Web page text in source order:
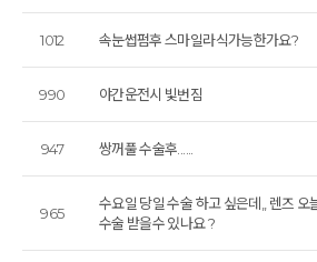
1012 속눈썹펌후 스마일라식가능한가요?
990 야간운전시 빛번짐
947 쌍꺼풀 수술후......
965
수요일 당일 수술 하고 싶은데,, 렌즈 오
수술 받을수 있나요 ?